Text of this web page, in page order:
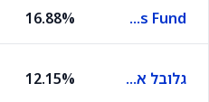
First American Funds Inc X Government Obligations Fund
16.88%
גלובל אקס אורניום 12.15%